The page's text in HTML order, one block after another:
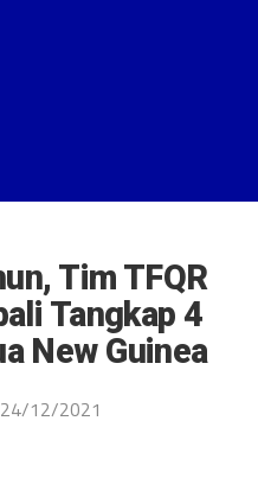
Tim TFQR
Tangkap 4
New Guinea
24/12/2021